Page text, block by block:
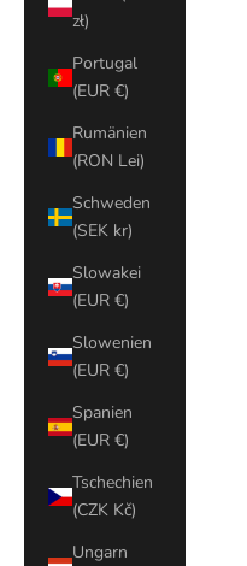
zł)
Portugal
(EUR €)
Rumänien
(RON Lei)
Schweden
(SEK kr)
Slowakei
(EUR €)
Slowenien
(EUR €)
Spanien
(EUR €)
Tschechien
(CZK Kč)
Ungarn